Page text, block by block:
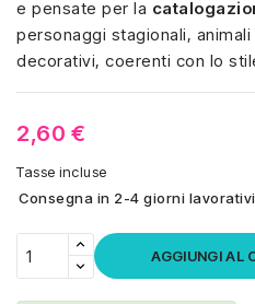
e pensate per la
personaggi stagionali,
decorativi, coerenti con lo
2,60 €
Tasse incluse
Consegna in 2-4 giorni lavorativi
AGGIUNGI AL